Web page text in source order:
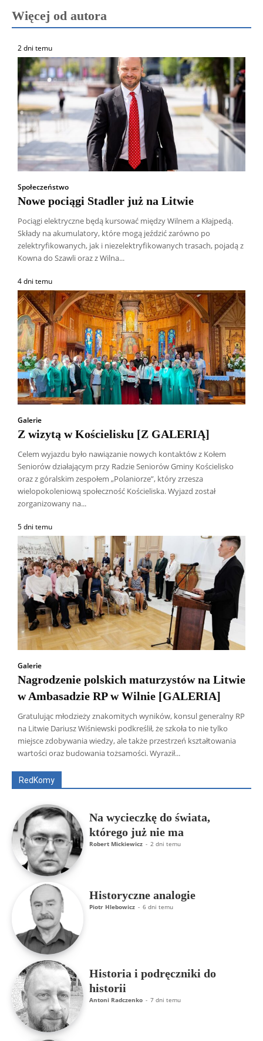
Więcej od autora
2 dni temu
Społeczeństwo
Nowe pociągi Stadler już na Litwie
Pociągi elektryczne będą kursować między Wilnem a Kłajpedą.
Składy na akumulatory, które mogą jeździć zarówno po
zelektryfikowanych, jak i niezelektryfikowanych trasach, pojadą z
Kowna do Szawli oraz z Wilna...
4 dni temu
Galerie
Z wizytą w Kościelisku [Z GALERIĄ]
Celem wyjazdu było nawiązanie nowych kontaktów z Kołem
Seniorów działającym przy Radzie Seniorów Gminy Kościelisko
oraz z góralskim zespołem „Polaniorze”, który zrzesza
wielopokoleniową społeczność Kościeliska. Wyjazd został
zorganizowany na...
5 dni temu
Galerie
Nagrodzenie polskich maturzystów na Litwie
w Ambasadzie RP w Wilnie [GALERIA]
Gratulując młodzieży znakomitych wyników, konsul generalny RP
na Litwie Dariusz Wiśniewski podkreślił, że szkoła to nie tylko
miejsce zdobywania wiedzy, ale także przestrzeń kształtowania
wartości oraz budowania tożsamości. Wyraził...
RedKomy
Wszyscy Aleksander Borowik
Antoni Radczenko
Artur Płokszto
Grzegorz Górny
ks. Jarosław Wąsowicz SDB
Na wycieczkę do świata,
którego już nie ma
Robert Mickiewicz - 2 dni temu
Historyczne analogie
Piotr Hlebowicz - 6 dni temu
Historia i podręczniki do
historii
Antoni Radczenko - 7 dni temu